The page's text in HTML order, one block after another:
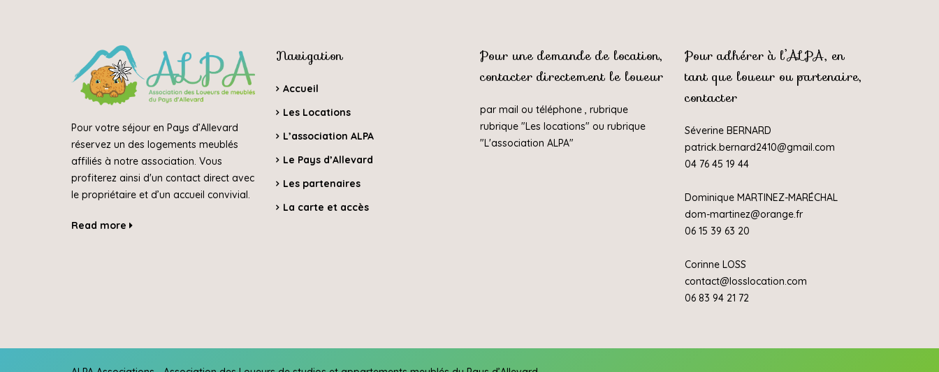
Pour votre séjour en Pays d’Allevard
réservez un des logements meublés
affiliés à notre association. Vous
profiterez ainsi d'un contact direct avec
le propriétaire et d’un accueil convivial.
Read more
Navigation
Accueil
Les Locations
L’association ALPA
Le Pays d’Allevard
Les partenaires
La carte et accès
Pour une demande de location,
contacter directement le loueur
par mail ou téléphone , rubrique
rubrique "Les locations" ou rubrique
"L'association ALPA"
Pour adhérer à l’ALPA, en
tant que loueur ou partenaire,
contacter
Séverine BERNARD
patrick.bernard2410@gmail.com
04 76 45 19 44
Dominique MARTINEZ-MARÉCHAL
dom-martinez@orange.fr
06 15 39 63 20
Corinne LOSS
contact@losslocation.com
06 83 94 21 72